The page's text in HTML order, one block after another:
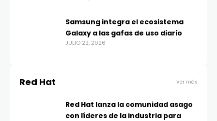
Samsung integra el ecosistema
Galaxy a las gafas de uso diario
JULIO 22, 2026
Red Hat Ver más
Red Hat lanza la comunidad asago
con líderes de la industria para